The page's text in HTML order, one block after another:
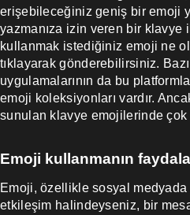
erişebileceğiniz geniş bir emoji
yazmanıza izin veren bir klavye
kullanmak istediğiniz emoji ne
tıklayarak gönderebilirsiniz.
uygulamalarının da bu
emoji koleksiyonları vardır.
sunulan klavye emojilerinde çok
Emoji kullanmanın
Emoji, özellikle sosyal
etkileşim halindeyseniz, bir